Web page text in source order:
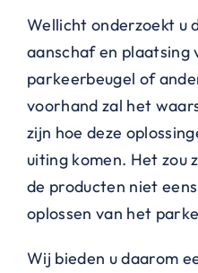
Wellicht onderzoekt u
aanschaf en plaatsing
parkeerbeugel of
voorhand zal het
zijn hoe deze
uiting komen. Het zou
de producten niet
oplossen van het
Wij bieden u daarom